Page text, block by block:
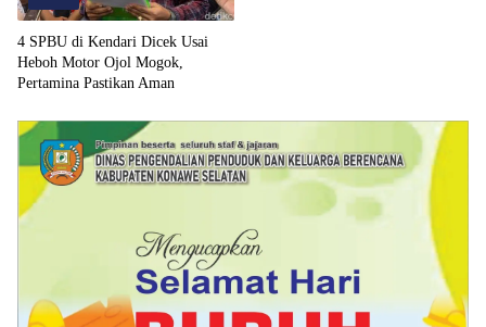
4 SPBU di Kendari Dicek Usai
Heboh Motor Ojol Mogok,
Pertamina Pastikan Aman